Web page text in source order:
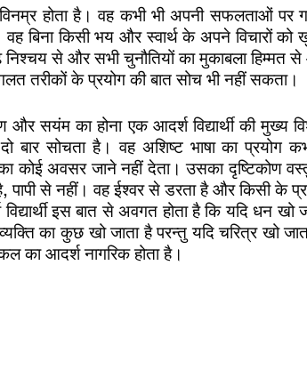
विनम्र होता है। वह कभी भी अपनी सफलताओं पर
वह बिना किसी भय और स्वार्थ के अपने विचारों
से और सभी चुनौतियों का मुकाबला हिम्मत
तरीकों के प्रयोग की बात सोच भी नहीं सकता।
सयंम का होना एक आदर्श विद्यार्थी की मुख्य
बार सोचता है। वह अशिष्ट भाषा का प्रयोग
कोई अवसर जाने नहीं देता। उसका दृष्टिकोण
से नहीं। वह ईश्वर से डरता है और किसी के
इस बात से अवगत होता है कि यदि धन खो
का कुछ खो जाता है परन्तु यदि चरित्र खो
कल का आदर्श नागरिक होता है।